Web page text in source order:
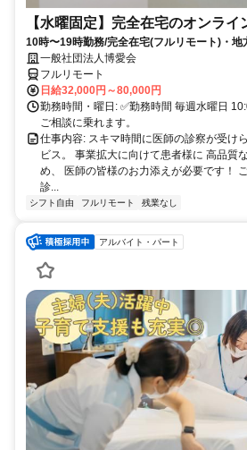
【水曜固定】完全在宅のオンライ
10時〜19時勤務/完全在宅(フルリモート)・地
業務一般社団法人博愛会
フルリモート
日給32,000円～80,000円
勤務時間・曜日: ✅勤務時間 毎週水曜日
ご相談に乗れます。
仕事内容: スキマ時間に医師の診察が受け
ビス。 事業拡大に向けて患者様に 高品質
め、 医師の皆様のお力添えが必要です！
診...
シフト自由 フルリモート 残業なし
アルバイト・パート